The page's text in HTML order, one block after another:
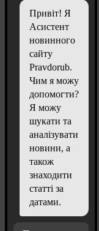
Привіт! Я
Асистент
новинного
сайту
Pravdorub.
Чим я можу
допомогти?
Я можу
шукати та
аналізувати
новини, а
також
знаходити
статті за
датами.